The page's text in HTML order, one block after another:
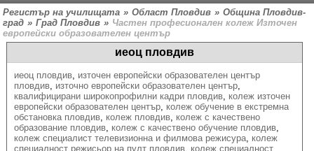
Регистър на училищата » Област Пловдив » Община Пловдив-
град » Град Пловдив » Частен професионален колеж Източен
европейски образователен център
иеоц пловдив
иеоц пловдив, източен европейски образователен център
пловдив, източно европейски образователен център,
квалифицирани широкопрофилни кадри пловдив, колеж източен
европейски образователен център, колеж обучение в екстремна
обстановка пловдив, колеж пловдив, колеж с качествено
образованиe пловдив, колеж с качествено обучение пловдив,
колеж специалист телевизионна и филмова режисура, колеж
специалност режисьор на пулт пловдив, колеж специалност